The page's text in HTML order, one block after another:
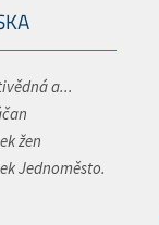
a...
žen
Jednoměsto.